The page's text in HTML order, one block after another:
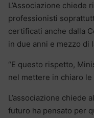
L’Associazione chiede
professionisti
certificati anche dalla
in due anni e mezzo di
“E questo rispetto,
nel mettere in chiaro le
L’associazione chiede
futuro ha pensato per